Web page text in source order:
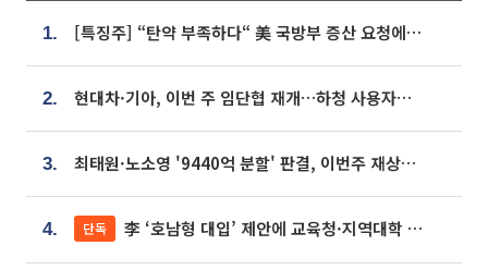
1. [특징주] “탄약 부족하다“ 美 국방부 증산 요청에⋯국내 방산주 급등세
2. 현대차·기아, 이번 주 임단협 재개…하청 사용자성 재심도 ‘변수’
3. 최태원·노소영 '9440억 분할' 판결, 이번주 재상고 여부 주목
4. 단독 李 ‘호남형 대입’ 제안에 교육청·지역대학 서·논술형 입시 연계 '착수'